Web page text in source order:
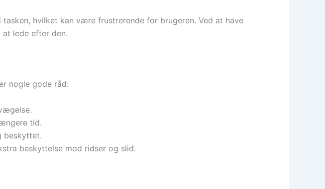
hvilket kan være frustrerende for brugeren. Ved at have
lede efter den.
nogle gode råd:
tid.
beskyttet.
beskyttelse mod ridser og slid.